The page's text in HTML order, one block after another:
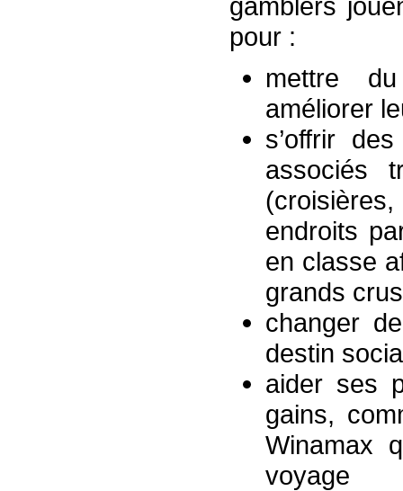
pour :
mettre
améliorer
s’offrir
associés
endroits
en classe
grands
changer
destin
aider ses
gains,
Winamax
voyage